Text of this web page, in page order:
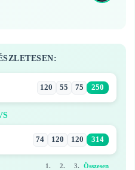
120 55 75 250
74 120 120 314
1. 2. 3. Összesen